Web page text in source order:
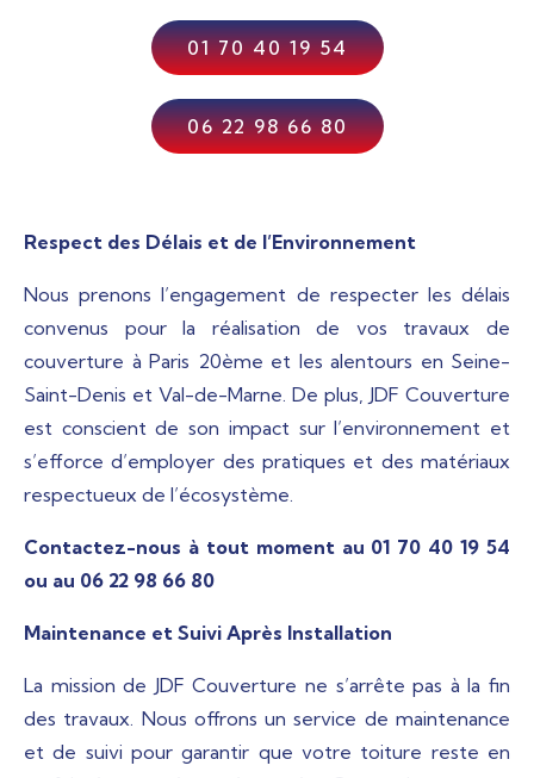
01 70 40 19 54
06 22 98 66 80
Respect des Délais et de l’Environnement
Nous prenons l’engagement de respecter les délais
convenus pour la réalisation de vos travaux de
couverture à Paris 20ème et les alentours en Seine-
Saint-Denis et Val-de-Marne. De plus, JDF Couverture
est conscient de son impact sur l’environnement et
s’efforce d’employer des pratiques et des matériaux
respectueux de l’écosystème.
Contactez-nous à tout moment au 01 70 40 19 54
ou au 06 22 98 66 80
Maintenance et Suivi Après Installation
La mission de JDF Couverture ne s’arrête pas à la fin
des travaux. Nous offrons un service de maintenance
et de suivi pour garantir que votre toiture reste en